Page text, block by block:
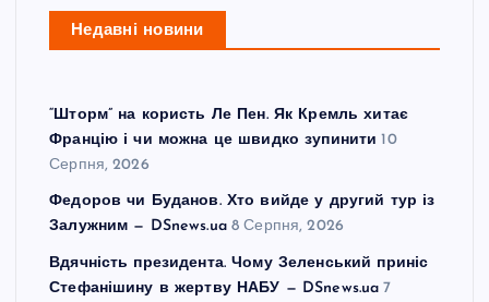
Недавні новини
“Шторм” на користь Ле Пен. Як Кремль хитає
Францію і чи можна це швидко зупинити 10
Серпня, 2026
Федоров чи Буданов. Хто вийде у другий тур із
Залужним — DSnews.ua 8 Серпня, 2026
Вдячність президента. Чому Зеленський приніс
Стефанішину в жертву НАБУ — DSnews.ua 7